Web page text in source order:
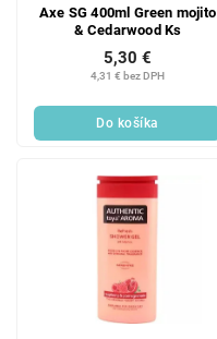
Axe SG 400ml Green mojito
& Cedarwood Ks
4,31 € bez DPH
5,30 €
Do košíka